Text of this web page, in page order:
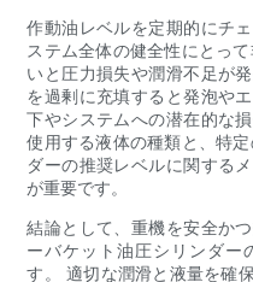
作動油レベルを定期的にチ
ステム全体の健全性にとっ
いと圧力損失や潤滑不足が
を過剰に充填すると発泡や
下やシステムへの潜在的な
使用する液体の種類と、特
ダーの推奨レベルに関する
が重要です。
結論として、重機を安全か
ーバケット油圧シリンダー
す。 適切な潤滑と液量を確